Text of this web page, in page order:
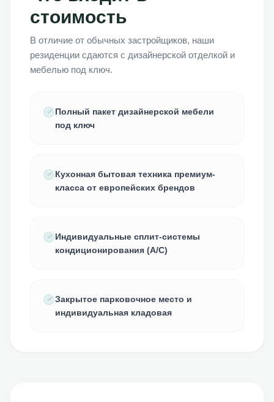
стоимость
В отличие от обычных застройщиков, наши
резиденции сдаются с дизайнерской отделкой и
мебелью под ключ.
Полный пакет дизайнерской мебели
под ключ
Кухонная бытовая техника премиум-
класса от европейских брендов
Индивидуальные сплит-системы
кондиционирования (A/C)
Закрытое парковочное место и
индивидуальная кладовая